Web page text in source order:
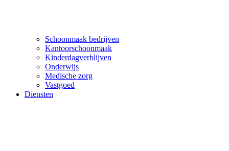
Schoonmaak bedrijven
Kantoorschoonmaak
Kinderdagverblijven
Onderwijs
Medische zorg
Vastgoed
Diensten